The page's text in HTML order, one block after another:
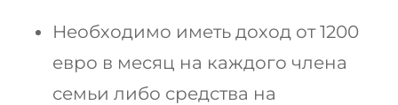
Необходимо иметь доход от 1200
евро в месяц на каждого члена
семьи либо средства на